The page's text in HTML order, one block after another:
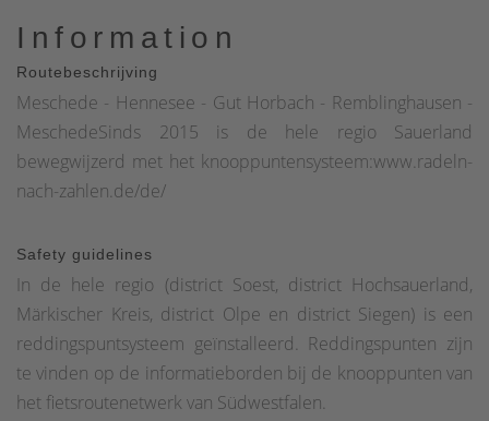
Information
Routebeschrijving
Meschede - Hennesee - Gut Horbach - Remblinghausen -
MeschedeSinds 2015 is de hele regio Sauerland
bewegwijzerd met het knooppuntensysteem:www.radeln-
nach-zahlen.de/de/
Safety guidelines
In de hele regio (district Soest, district Hochsauerland,
Märkischer Kreis, district Olpe en district Siegen) is een
reddingspuntsysteem geïnstalleerd. Reddingspunten zijn
te vinden op de informatieborden bij de knooppunten van
het fietsroutenetwerk van Südwestfalen.